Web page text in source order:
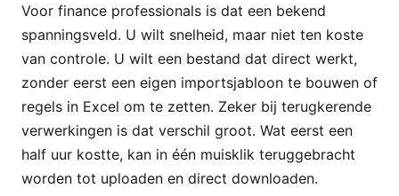
Voor finance professionals is dat een bekend
spanningsveld. U wilt snelheid, maar niet ten koste
van controle. U wilt een bestand dat direct werkt,
zonder eerst een eigen importsjabloon te bouwen of
regels in Excel om te zetten. Zeker bij terugkerende
verwerkingen is dat verschil groot. Wat eerst een
half uur kostte, kan in één muisklik teruggebracht
worden tot uploaden en direct downloaden.